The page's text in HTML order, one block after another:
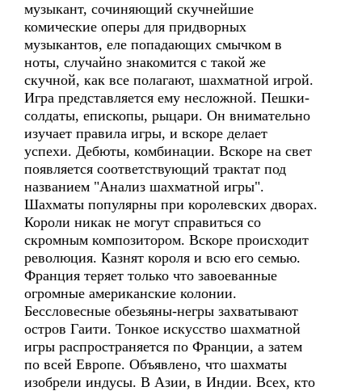
музыкант, сочиняющий скучнейшие
комические оперы для придворных
музыкантов, еле попадающих смычком в
ноты, случайно знакомится с такой же
скучной, как все полагают, шахматной игрой.
Игра представляется ему несложной. Пешки-
солдаты, епископы, рыцари. Он внимательно
изучает правила игры, и вскоре делает
успехи. Дебюты, комбинации. Вскоре на свет
появляется соответствующий трактат под
названием "Анализ шахматной игры".
Шахматы популярны при королевских дворах.
Короли никак не могут справиться со
скромным композитором. Вскоре происходит
революция. Казнят короля и всю его семью.
Франция теряет только что завоеванные
огромные американские колонии.
Бессловесные обезьяны-негры захватывают
остров Гаити. Тонкое искусство шахматной
игры распространяется по Франции, а затем
по всей Европе. Объявлено, что шахматы
изобрели индусы. В Азии, в Индии. Всех, кто